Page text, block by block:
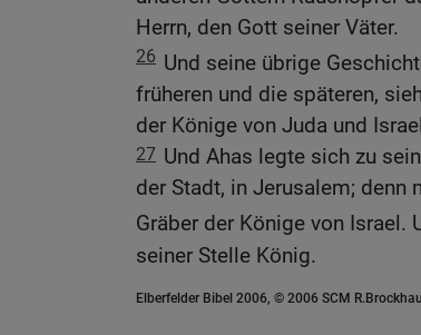
Herrn, den Gott seiner Väter.
26 Und seine übrige
früheren und die späteren,
der Könige von Juda und
27 Und Ahas legte sich zu
der Stadt, in Jerusalem; denn
Gräber der Könige von Israel.
seiner Stelle König.
Elberfelder Bibel 2006, © 2006 SCM